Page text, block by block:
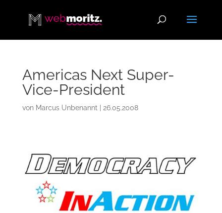
Americas Next Super-
Vice-President
von Marcus Unbenannt 26.05.2008